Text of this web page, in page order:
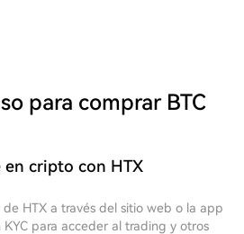
para comprar BTC
en cripto con HTX
HTX a través del sitio web o la app
para acceder al trading y otros